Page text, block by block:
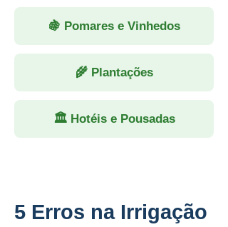
🍇 Pomares e Vinhedos
🌾 Plantações
🏛 Hotéis e Pousadas
5 Erros na Irrigação